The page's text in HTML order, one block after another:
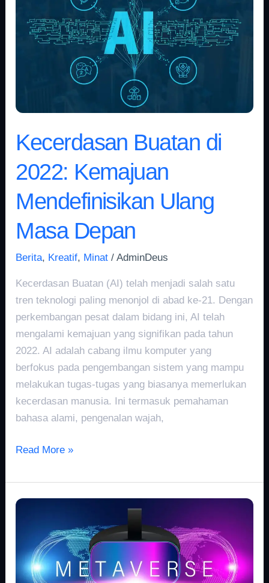
Kecerdasan Buatan di
2022: Kemajuan
Mendefinisikan Ulang
Masa Depan
Berita, Kreatif, Minat /AdminDeus
Kecerdasan Buatan (AI) telah menjadi salah satu
tren teknologi paling menonjol di abad ke-21. Dengan
perkembangan pesat dalam bidang ini, AI telah
mengalami kemajuan yang signifikan pada tahun
2022. AI adalah cabang ilmu komputer yang
berfokus pada pengembangan sistem yang mampu
melakukan tugas-tugas yang biasanya memerlukan
kecerdasan manusia. Ini termasuk pemahaman
bahasa alami, pengenalan wajah,
Kemajuan
Mendefinisikan
Read More »
Metaverse
Utama
&